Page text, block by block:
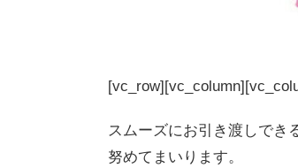
スムーズにお引き渡しでき
努めてまいります。